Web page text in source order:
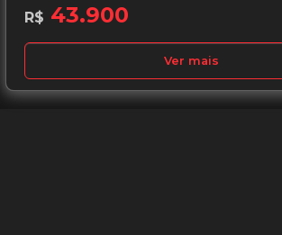
R$ 43.900
Ver mais